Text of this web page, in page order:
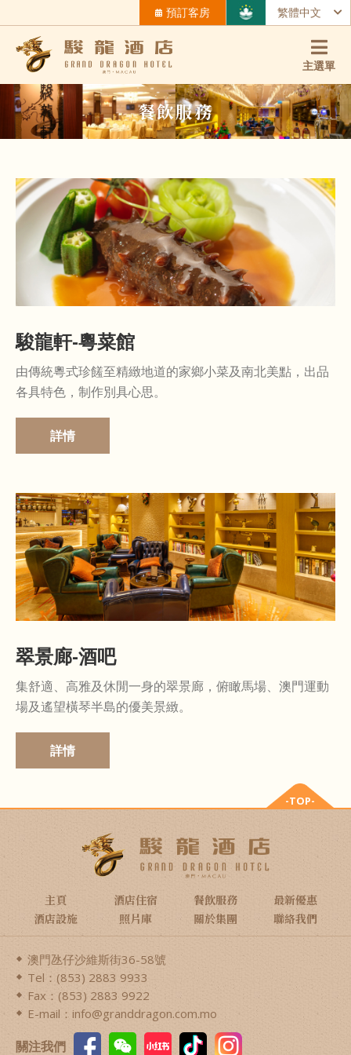
預訂客房 繁體中文
主選單
餐飲服務
駿龍軒-粵菜館
由傳統粵式珍饈至精緻地道的家鄉小菜及南北美點，出品
各具特色，制作別具心思。
詳情
翠景廊-酒吧
集舒適、高雅及休閒一身的翠景廊，俯瞰馬場、澳門運動
場及遙望橫琴半島的優美景緻。
詳情
主頁 酒店住宿 餐飲服務
最新優惠
酒店設施
照片庫 關於集團 聯絡我們
澳門氹仔沙維斯街36-58號
Tel：(853) 2883 9933
Fax：(853) 2883 9922
E-mail：info@granddragon.com.mo
關注我們
-TOP-